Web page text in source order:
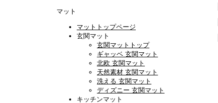
マット
マットトップページ
玄関マット
玄関マットトップ
ギャッベ 玄関マット
北欧 玄関マット
天然素材 玄関マット
洗える 玄関マット
ディズニー 玄関マット
キッチンマット